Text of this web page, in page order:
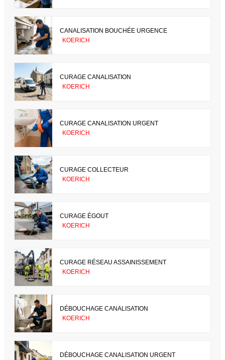
CANALISATION BOUCHÉE URGENCE
KOERICH
CURAGE CANALISATION
KOERICH
CURAGE CANALISATION URGENT
KOERICH
CURAGE COLLECTEUR
KOERICH
CURAGE ÉGOUT
KOERICH
CURAGE RÉSEAU ASSAINISSEMENT
KOERICH
DÉBOUCHAGE CANALISATION
KOERICH
DÉBOUCHAGE CANALISATION URGENT